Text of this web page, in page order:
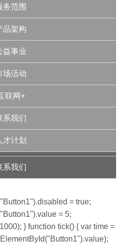
务范围
品架构
益事业
场活动
联网+
系我们
才计划
系我们
= true;
= 5;
} function tick() { var time =